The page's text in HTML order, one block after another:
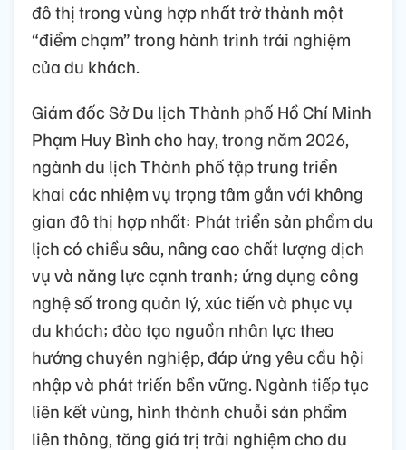
đô thị trong vùng hợp nhất trở thành một
“điểm chạm” trong hành trình trải nghiệm
của du khách.
Giám đốc Sở Du lịch Thành phố Hồ Chí Minh
Phạm Huy Bình cho hay, trong năm 2026,
ngành du lịch Thành phố tập trung triển
khai các nhiệm vụ trọng tâm gắn với không
gian đô thị hợp nhất: Phát triển sản phẩm du
lịch có chiều sâu, nâng cao chất lượng dịch
vụ và năng lực cạnh tranh; ứng dụng công
nghệ số trong quản lý, xúc tiến và phục vụ
du khách; đào tạo nguồn nhân lực theo
hướng chuyên nghiệp, đáp ứng yêu cầu hội
nhập và phát triển bền vững. Ngành tiếp tục
liên kết vùng, hình thành chuỗi sản phẩm
liên thông, tăng giá trị trải nghiệm cho du